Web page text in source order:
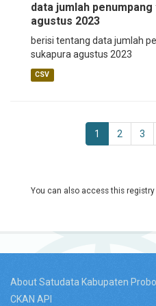
data jumlah
agustus 2023
berisi tentang data jumlah
sukapura agustus 2023
CSV
1 2 3
You can also access this
About Satudata Kabupaten
CKAN API